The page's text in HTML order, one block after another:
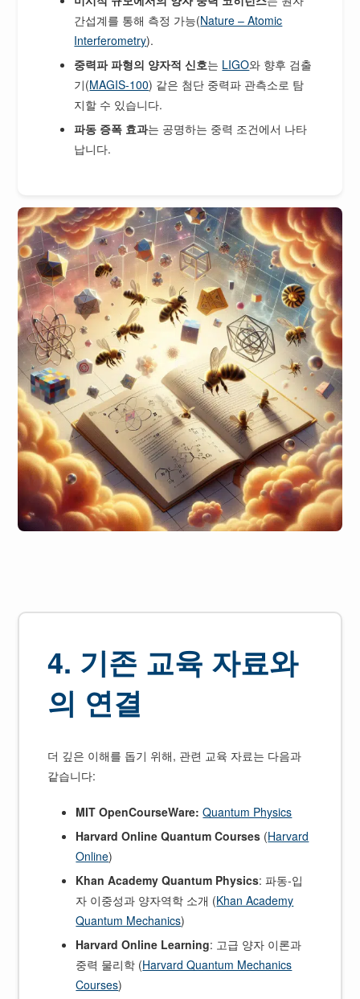
간섭계를 통해 측정 가능(Nature – Atomic
Interferometry).
중력파 파형의 양자적 신호는 LIGO와 향후 검출
기(MAGIS-100) 같은 첨단 중력파 관측소로 탐
지할 수 있습니다.
파동 증폭 효과는 공명하는 중력 조건에서 나타
납니다.
4. 기존 교육 자료와
의 연결
더 깊은 이해를 돕기 위해, 관련 교육 자료는 다음과
같습니다:
MIT OpenCourseWare: Quantum Physics
Harvard Online Quantum Courses (Harvard
Online)
Khan Academy Quantum Physics: 파동-입
자 이중성과 양자역학 소개 (Khan Academy
Quantum Mechanics)
Harvard Online Learning: 고급 양자 이론과
중력 물리학 (Harvard Quantum Mechanics
Courses)